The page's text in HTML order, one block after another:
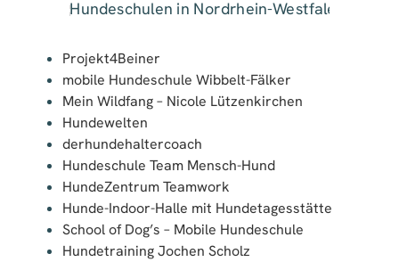
Projekt4Beiner
mobile Hundeschule Wibbelt-Fälker
Mein Wildfang – Nicole Lützenkirchen
Hundewelten
derhundehaltercoach
Hundeschule Team Mensch-Hund
HundeZentrum Teamwork
Hunde-Indoor-Halle mit Hundetagesstätte
School of Dog’s – Mobile Hundeschule
Hundetraining Jochen Scholz